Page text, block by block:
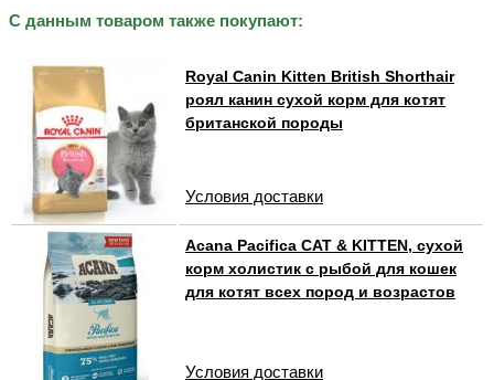
С данным товаром также покупают:
Royal Canin Kitten British Shorthair
роял канин сухой корм для котят
британской породы
Условия доставки
Acana Pacifica CAT & KITTEN, сухой
корм холистик с рыбой для кошек
для котят всех пород и возрастов
Условия доставки